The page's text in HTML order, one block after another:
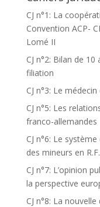
CJ n°1: La
Convention ACP-
Lomé II
CJ n°2: Bilan de
filiation
CJ n°3: Le
CJ n°5: Les
franco-allemandes
CJ n°6: Le
des mineurs en
CJ n°7: L’opinion
la perspective
CJ n°8: La